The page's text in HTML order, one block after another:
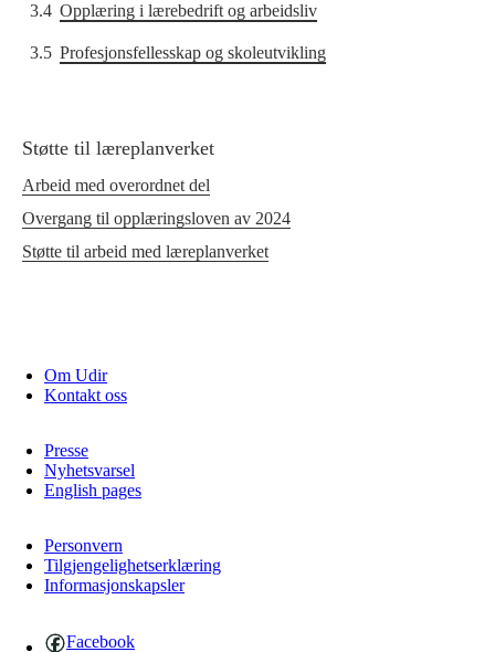
3.4 Opplæring i lærebedrift og arbeidsliv
3.5 Profesjonsfellesskap og skoleutvikling
Støtte til læreplanverket
Arbeid med overordnet del
Overgang til opplæringsloven av 2024
Støtte til arbeid med læreplanverket
Om Udir
Kontakt oss
Presse
Nyhetsvarsel
English pages
Personvern
Tilgjengelighetserklæring
Informasjonskapsler
Facebook